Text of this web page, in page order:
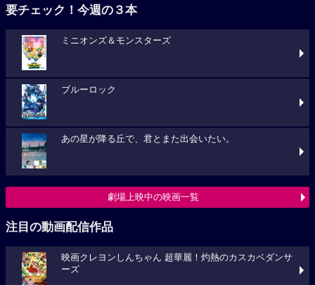
要チェック！今週の３本
ミニオンズ＆モンスターズ
ブルーロック
あの星が降る丘で、君とまた出会いたい。
劇場上映中の映画一覧
注目の動画配信作品
映画クレヨンしんちゃん 超華麗！灼熱のカスカベダンサ
ーズ